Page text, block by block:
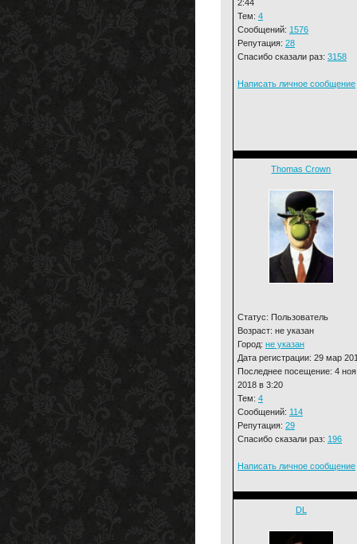
2:44
Тем: 4
Сообщений: 1576
Репутация: 28
Спасибо сказали раз: 3158
Написать личное сообщение
Thomas Crown
Статус: Пользователь
Возраст: не указан
Город: не указан
Дата регистрации: 29 мар
Последнее посещение: 4 ноя
2018 в 3:20
Тем: 4
Сообщений: 114
Репутация: 29
Спасибо сказали раз: 196
Написать личное сообщение
DL